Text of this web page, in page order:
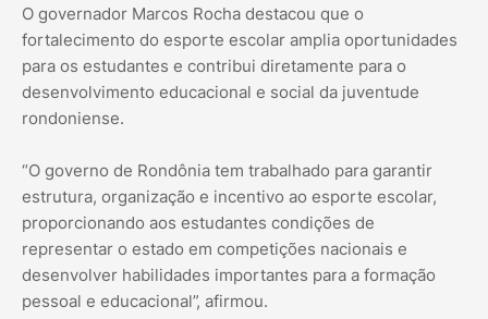
O governador Marcos Rocha destacou que o
fortalecimento do esporte escolar amplia oportunidades
para os estudantes e contribui diretamente para o
desenvolvimento educacional e social da juventude
rondoniense.
“O governo de Rondônia tem trabalhado para garantir
estrutura, organização e incentivo ao esporte escolar,
proporcionando aos estudantes condições de
representar o estado em competições nacionais e
desenvolver habilidades importantes para a formação
pessoal e educacional”, afirmou.